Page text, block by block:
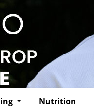
Nutrition